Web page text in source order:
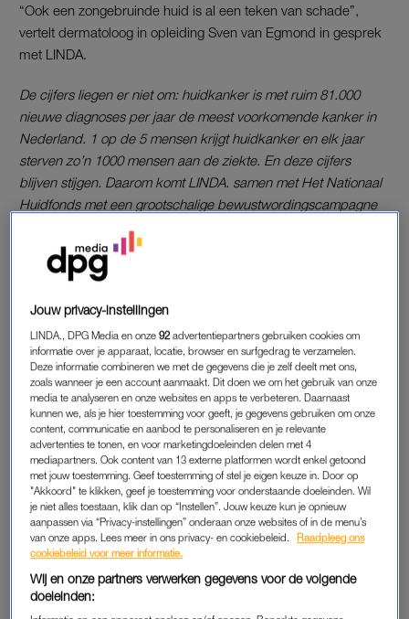
“Ook een zongebruinde huid is al een teken van schade”,
vertelt dermatoloog in opleiding Sven van Egmond in gesprek
met LINDA.
De cijfers liegen er niet om: huidkanker is met ruim 81.000
nieuwe diagnoses per jaar de meest voorkomende kanker in
Nederland. 1 op de 5 mensen krijgt huidkanker en elk jaar
sterven zo’n 1000 mensen aan de ziekte. En deze cijfers
blijven stijgen. Daarom komt LINDA. samen met Het Nationaal
Huidfonds met een grootschalige bewustwordingscampagne
schudden over de risico’s van de zon. Meer lees je
VERBRANDEN EN HUIDKANKER
Dat een verbranding niet gezond is, weten de meeste mensen
wel. Minder bekend is dat de schade zich gedurende je hele
leven opstapelt. “Uit onderzoek weten we dat verbrandingen,
zeker wanneer er blaren ontstaan en de huid nog jong is,
direct gekoppeld zijn aan het krijgen van huidkanker. Het is
niet zo dat je na één verbranding meteen huidkanker krijgt.
Het gaat om de opgetelde schade die je nu maakt: die kan
voor huidkanker op latere leeftijd zorgen.”
Volgens Van Egmond draait het niet alleen om de felle
middagzon, maar om de combinatie van zonkracht en de tijd
die je onbeschermd buiten bent. “Bij een hoge zonkracht
bouw je snel veel schade op, maar ook bij een lagere
zonkracht kun je schade oplopen als je lang genoeg buiten
Jouw privacy-instellingen
LINDA., DPG Media en onze92 advertentiepartners gebruiken cookies om
informatie over je apparaat, locatie, browser en surfgedrag te verzamelen.
Deze informatie combineren we met de gegevens die je zelf deelt met ons,
zoals wanneer je een account aanmaakt. Dit doen we om het gebruik van onze
media te analyseren en onze websites en apps te verbeteren. Daarnaast
kunnen we, als je hier toestemming voor geeft, je gegevens gebruiken om onze
content, communicatie en aanbod te personaliseren en je relevante
advertenties te tonen, en voor marketingdoeleinden delen met 4
mediapartners. Ook content van 13 externe platformen wordt enkel getoond
met jouw toestemming. Geef toestemming of stel je eigen keuze in. Door op
"Akkoord" te klikken, geef je toestemming voor onderstaande doeleinden. Wil
je niet alles toestaan, klik dan op “Instellen”. Jouw keuze kun je opnieuw
aanpassen via “Privacy-instellingen” onderaan onze websites of in de menu’s
van onze apps. Lees meer in ons privacy- en cookiebeleid.
Raadpleeg ons
cookiebeleid voor meer informatie.
Wij en onze partners verwerken gegevens voor de volgende
doeleinden: